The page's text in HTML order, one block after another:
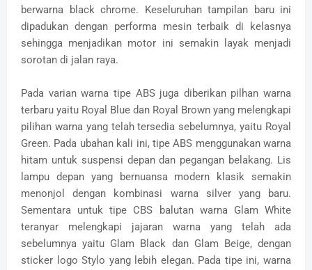
berwarna black chrome. Keseluruhan tampilan baru ini
dipadukan dengan performa mesin terbaik di kelasnya
sehingga menjadikan motor ini semakin layak menjadi
sorotan di jalan raya.
Pada varian warna tipe ABS juga diberikan pilhan warna
terbaru yaitu Royal Blue dan Royal Brown yang melengkapi
pilihan warna yang telah tersedia sebelumnya, yaitu Royal
Green. Pada ubahan kali ini, tipe ABS menggunakan warna
hitam untuk suspensi depan dan pegangan belakang. Lis
lampu depan yang bernuansa modern klasik semakin
menonjol dengan kombinasi warna silver yang baru.
Sementara untuk tipe CBS balutan warna Glam White
teranyar melengkapi jajaran warna yang telah ada
sebelumnya yaitu Glam Black dan Glam Beige, dengan
sticker logo Stylo yang lebih elegan. Pada tipe ini, warna